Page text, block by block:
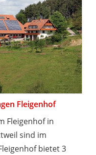
Fleigenhof
Fleigenhof in
sind im
bietet 3